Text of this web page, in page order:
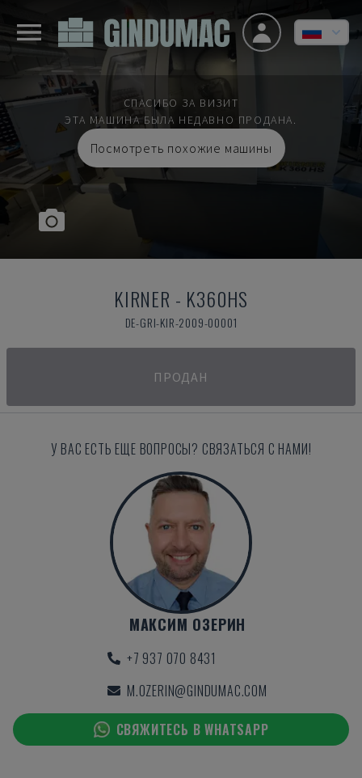
СПАСИБО ЗА ВИЗИТ
ЭТА МАШИНА БЫЛА НЕДАВНО ПРОДАНА.
Посмотреть похожие машины
KIRNER - K360HS
DE-GRI-KIR-2009-00001
ПРОДАН
У ВАС ЕСТЬ ЕЩЕ ВОПРОСЫ? СВЯЗАТЬСЯ С НАМИ!
МАКСИМ ОЗЕРИН
+7 937 070 8431
M.OZERIN@GINDUMAC.COM
СВЯЖИТЕСЬ В WHATSAPP